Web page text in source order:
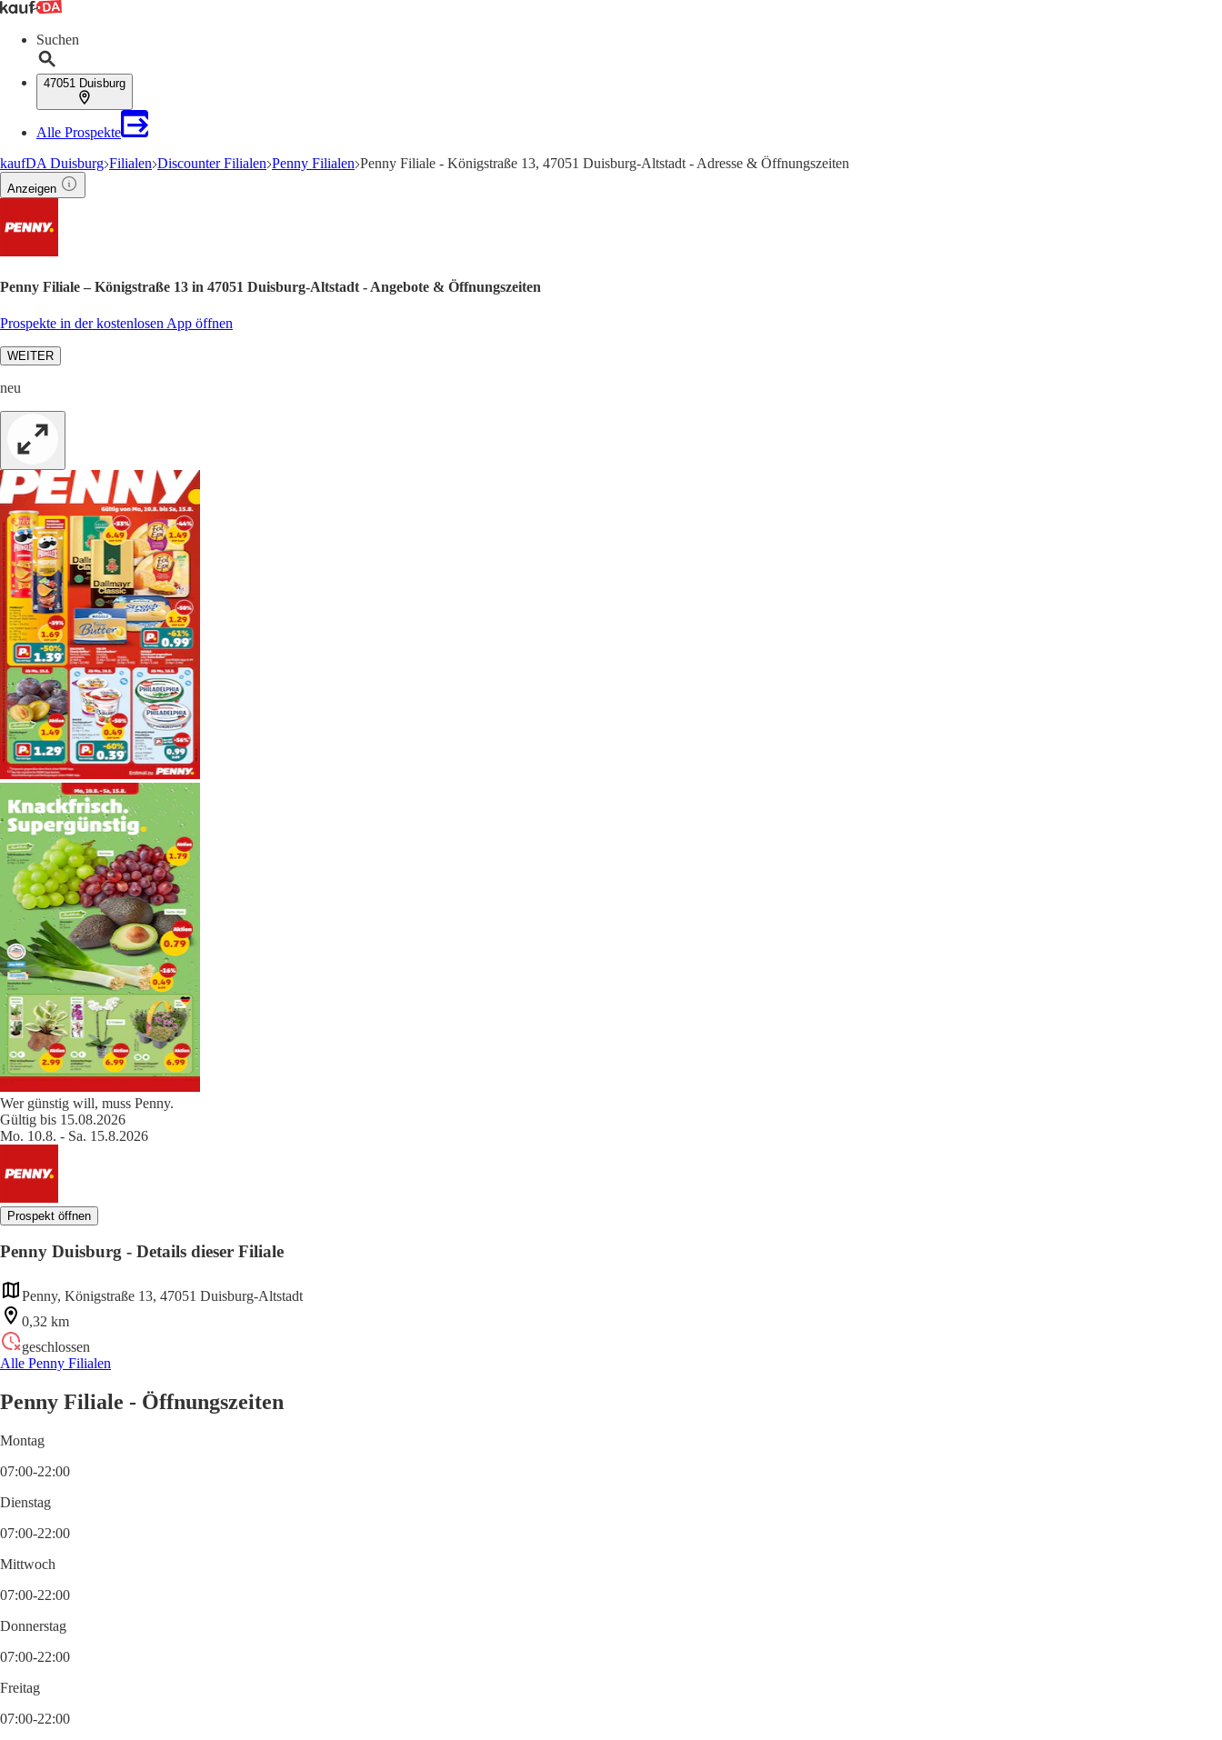
Suchen
47051 Duisburg
Alle Prospekte
kaufDA Duisburg Filialen Discounter Filialen Penny Filialen Penny Filiale - Königstraße 13, 47051 Duisburg-Altstadt - Adresse & Öffnungszeiten
Anzeigen
Penny Filiale – Königstraße 13 in 47051 Duisburg-Altstadt - Angebote & Öffnungszeiten
Prospekte in der kostenlosen App öffnen
WEITER
neu
Wer günstig will, muss Penny.
Gültig bis 15.08.2026
Mo. 10.8. - Sa. 15.8.2026
Prospekt öffnen
Penny Duisburg - Details dieser Filiale
Penny, Königstraße 13, 47051 Duisburg-Altstadt
0,32 km
geschlossen
Alle Penny Filialen
Penny Filiale - Öffnungszeiten
Montag
07:00-22:00
Dienstag
07:00-22:00
Mittwoch
07:00-22:00
Donnerstag
07:00-22:00
Freitag
07:00-22:00